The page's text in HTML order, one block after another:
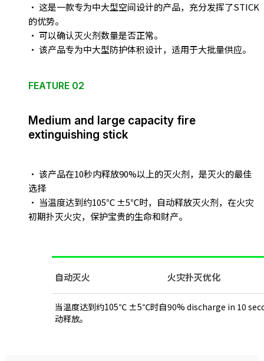
· 这是一款专为中大型空间设计的产品，充分发挥了STICK
的优势。
· 可以确认灭火剂数量是否正常。
· 该产品专为中大型防护体积设计，适用于大批量供应。
FEATURE 02
Medium and large capacity fire
extinguishing stick
· 该产品在10秒内释放90%以上的灭火剂，是灭火的最佳
选择
· 当温度达到约105℃ ±5℃时，自动释放灭火剂，在火灾
初期扑灭火灾，保护宝贵的生命和财产。
自动灭火
当温度达到约105℃ ±5℃时自
动释放。
火灾扑灭优化
90% discharge in 10